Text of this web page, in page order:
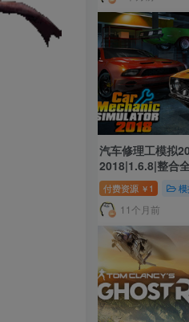
汽车修理工模拟
2018|1.6.8|整合
付费资源 ￥ 1 模
11个月前